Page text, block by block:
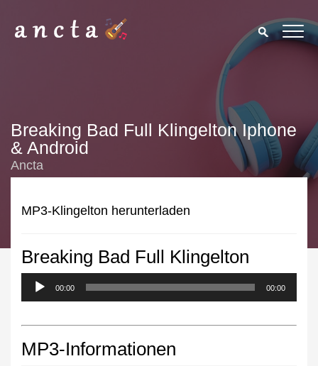
Breaking Bad Full Klingelton Iphone
& Android
Ancta
MP3-Klingelton herunterladen
Breaking Bad Full Klingelton
00:00 00:00
MP3-Informationen
We use cookies to enhance your experience. By continuing to
visit this site you agree to our use of cookies.
Privacy Policy